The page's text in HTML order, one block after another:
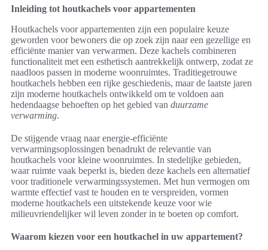
Inleiding tot houtkachels voor appartementen
Houtkachels voor appartementen zijn een populaire keuze
geworden voor bewoners die op zoek zijn naar een gezellige en
efficiënte manier van verwarmen. Deze kachels combineren
functionaliteit met een esthetisch aantrekkelijk ontwerp, zodat ze
naadloos passen in moderne woonruimtes. Traditiegetrouwe
houtkachels hebben een rijke geschiedenis, maar de laatste jaren
zijn moderne houtkachels ontwikkeld om te voldoen aan
hedendaagse behoeften op het gebied van duurzame
verwarming.
De stijgende vraag naar energie-efficiënte
verwarmingsoplossingen benadrukt de relevantie van
houtkachels voor kleine woonruimtes. In stedelijke gebieden,
waar ruimte vaak beperkt is, bieden deze kachels een alternatief
voor traditionele verwarmingssystemen. Met hun vermogen om
warmte effectief vast te houden en te verspreiden, vormen
moderne houtkachels een uitstekende keuze voor wie
milieuvriendelijker wil leven zonder in te boeten op comfort.
Waarom kiezen voor een houtkachel in uw appartement?